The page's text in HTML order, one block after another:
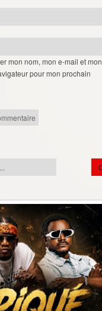
mon nom, mon e-mail et mon
pour mon prochain